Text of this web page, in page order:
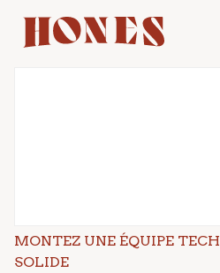
MONTEZ UNE ÉQUIPE TECH
SOLIDE